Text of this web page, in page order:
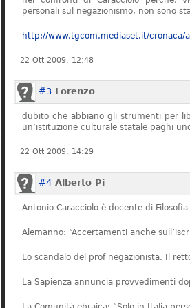
personali sul negazionismo, non sono
http://www.tgcom.mediaset.it/
22 Ott 2009, 12:48
#3 Lorenzo
dubito che abbiano gli strumenti per
un’istituzione culturale statale paghi
22 Ott 2009, 14:29
#4 Alberto Pi
Antonio Caracciolo è docente di
Alemanno: “Accertamenti anche
Lo scandalo del prof negazionista. Il
La Sapienza annuncia provvedimenti